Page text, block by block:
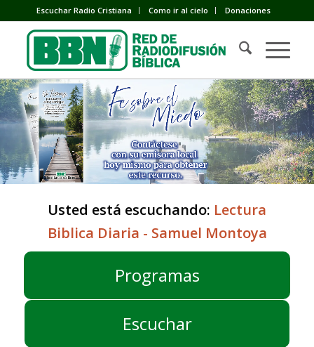
Escuchar Radio Cristiana Como ir al cielo Donaciones
Usted está escuchando: Lectura
Biblica Diaria - Samuel Montoya
Programas
Escuchar